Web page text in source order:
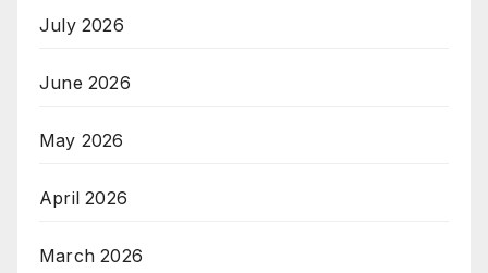
July 2026
June 2026
May 2026
April 2026
March 2026